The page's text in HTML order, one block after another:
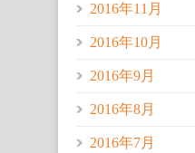
2016年11月
2016年10月
2016年9月
2016年8月
2016年7月